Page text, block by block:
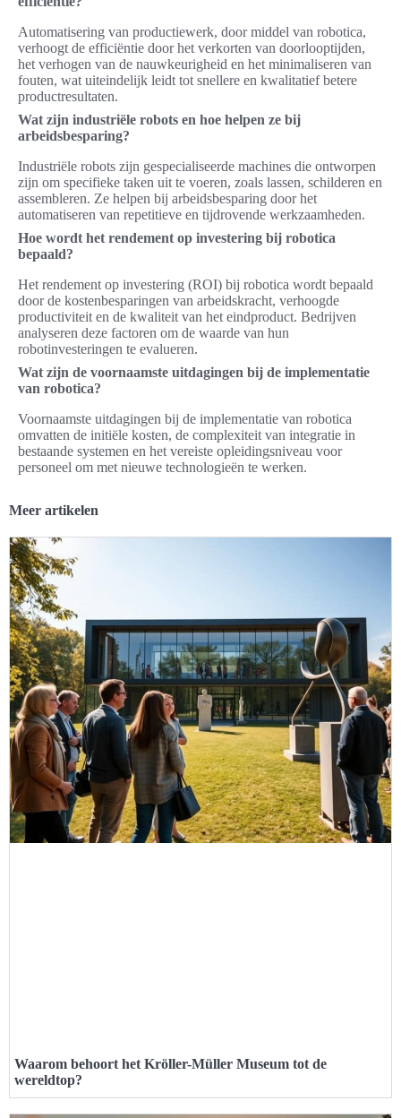
Automatisering van productiewerk, door middel van robotica,
verhoogt de efficiëntie door het verkorten van doorlooptijden,
het verhogen van de nauwkeurigheid en het minimaliseren van
fouten, wat uiteindelijk leidt tot snellere en kwalitatief betere
productresultaten.
Wat zijn industriële robots en hoe helpen ze bij
arbeidsbesparing?
Industriële robots zijn gespecialiseerde machines die ontworpen
zijn om specifieke taken uit te voeren, zoals lassen, schilderen en
assembleren. Ze helpen bij arbeidsbesparing door het
automatiseren van repetitieve en tijdrovende werkzaamheden.
Hoe wordt het rendement op investering bij robotica
bepaald?
Het rendement op investering (ROI) bij robotica wordt bepaald
door de kostenbesparingen van arbeidskracht, verhoogde
productiviteit en de kwaliteit van het eindproduct. Bedrijven
analyseren deze factoren om de waarde van hun
robotinvesteringen te evalueren.
Wat zijn de voornaamste uitdagingen bij de implementatie
van robotica?
Voornaamste uitdagingen bij de implementatie van robotica
omvatten de initiële kosten, de complexiteit van integratie in
bestaande systemen en het vereiste opleidingsniveau voor
personeel om met nieuwe technologieën te werken.
Meer artikelen
Waarom behoort het Kröller-Müller Museum tot de
wereldtop?